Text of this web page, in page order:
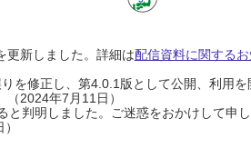
更新しました。詳細は配信資料に関するお
を修正し、第4.0.1版として公開、利用
（2024年7月11日）
判明しました。ご迷惑をおかけして申